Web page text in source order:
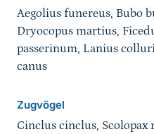
Aegolius funereus, Bubo
Dryocopus martius,
passerinum, Lanius
canus
Zugvögel
Cinclus cinclus,